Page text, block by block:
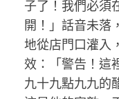
子了！我們必須
開！」話音未落
地從店門口灌入
效：「警告！這
九十九點九九的